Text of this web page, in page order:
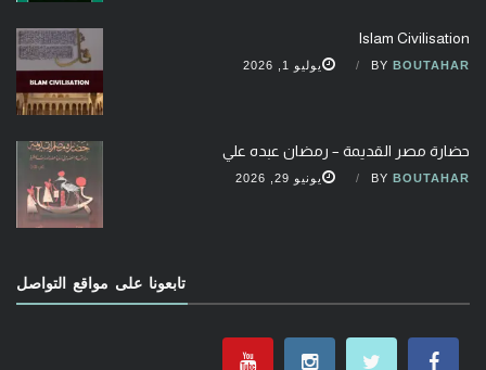
Islam Civilisation
BY BOUTAHAR يوليو 1, 2026
حضارة مصر القديمة – رمضان عبده علي
BY BOUTAHAR يونيو 29, 2026
تابعونا على مواقع التواصل